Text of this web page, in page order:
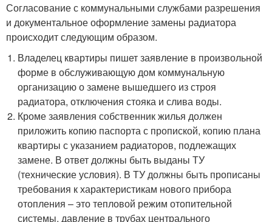
Согласование с коммунальными службами разрешения
и документальное оформление замены радиатора
происходит следующим образом.
Владелец квартиры пишет заявление в произвольной
форме в обслуживающую дом коммунальную
организацию о замене вышедшего из строя
радиатора, отключения стояка и слива воды.
Кроме заявления собственник жилья должен
приложить копию паспорта с пропиской, копию плана
квартиры с указанием радиаторов, подлежащих
замене. В ответ должны быть выданы ТУ
(технические условия). В ТУ должны быть прописаны
требования к характеристикам нового прибора
отопления – это тепловой режим отопительной
системы, давление в трубах центрального